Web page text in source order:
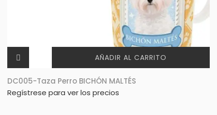
AÑADIR AL CARRITO
DC005-Taza Perro BICHÓN MALTÉS
Regístrese para ver los precios